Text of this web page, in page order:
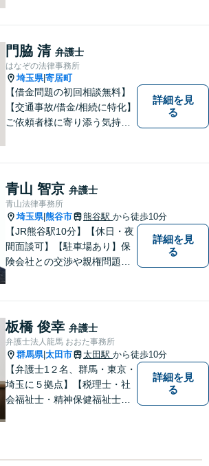
／休日対応可能】公平・公正
な立場から、事件の見通しを
正確に伝えます。お気軽にご
相談ください。
門脇 清 弁護士
はなぞの法律事務所
埼玉県|寄居町
【借金問題の初回相談無料】
【交通事故/借金/相続に特化】
ご依頼者様に寄り添う気持ち
など一般民事から刑事事件、
顧問契約まで幅広い分野に対
応しております。
詳細を見
る
青山 智京 弁護士
青山法律事務所
埼玉県|熊谷市 熊谷駅 から徒歩10分
【JR熊谷駅10分】【休日・夜
間面談可】【駐車場あり】保
険会社との交渉や親権問題、
が高い」と感じる方も、まず
はお気持ちをお聞かせくださ
い。
詳細を見
る
板橋 俊幸 弁護士
弁護士法人龍馬 おおた事務所
群馬県|太田市 太田駅 から徒歩10分
【弁護士1２名、群馬・東京・
埼玉に５拠点】【税理士・社
会福祉士・精神保健福祉士が
能】
詳細を見
る